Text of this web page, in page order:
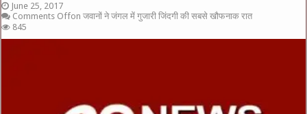
June 25, 2017
Comments Offon जवानों ने जंगल में गुजारी जिंदगी की सबसे खौफनाक रात
845